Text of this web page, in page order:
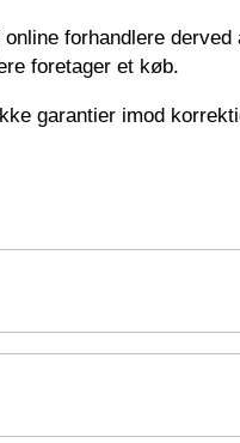
forhandlere
foretager et køb.
garantier imod